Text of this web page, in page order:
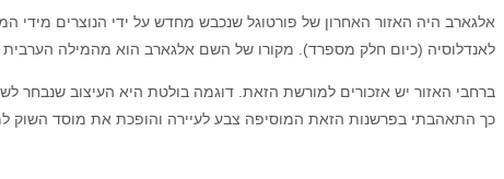
אלגארב היה האזור האחרון של פורטוגל שנכבש מחדש על ידי הנוצרים מידי המורים (המוסלמים) באמצע המאה ה-12
לאנדלוסיה (כיום חלק מספרד). מקורו של השם אלגארב הוא מהמילה
כך התאהבתי בפרשנות הזאת המוסיפה צבע לעיירה והופכת את מוסד השוק